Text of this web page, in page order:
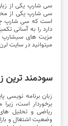
سی شارپ یکی از
سی شارپ یکی از
است که سی شارپ
دارد را به آسانی
مزیت های سیشارپ
میتوانید در سایت
سودمند ترین
زبان برنامه نویسی
برخوردار است،
ریاضی و تحلیل
وضعیت اشتغال و